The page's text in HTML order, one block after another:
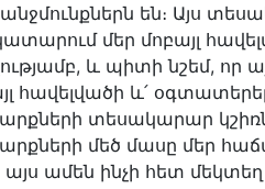
են։ Այս
մեր մոբայլ
և պիտի նշեմ, որ
հավելվածի և՛
տեսակարար
մեծ մասը մեր
այս ամեն ինչի հետ